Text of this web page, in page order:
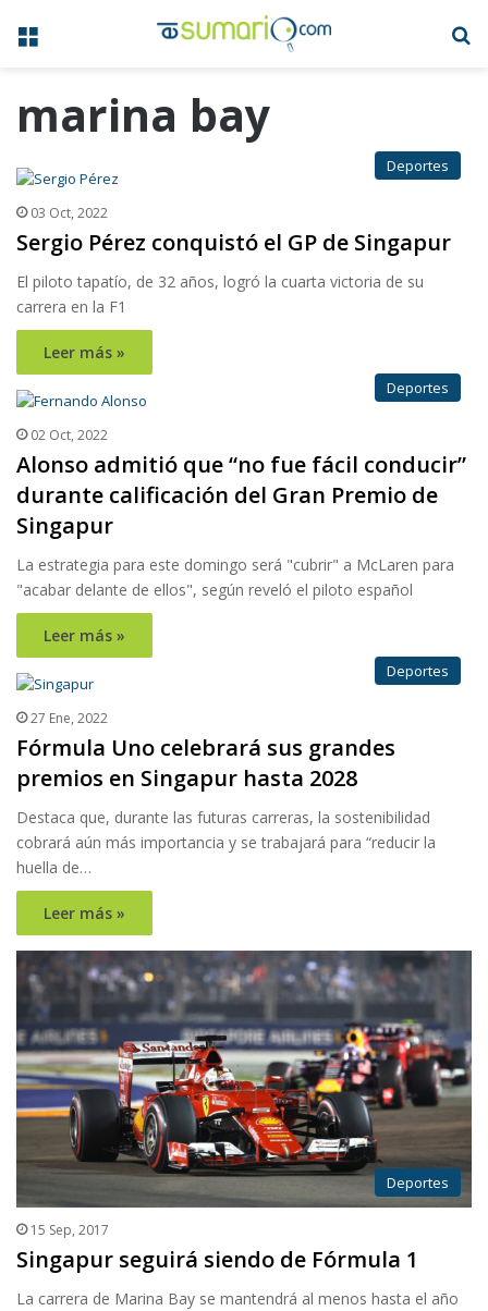
Menú
marina bay
Deportes
03 Oct, 2022
Sergio Pérez conquistó el GP de Singapur
El piloto tapatío, de 32 años, logró la cuarta victoria de su
carrera en la F1
Leer más »
Deportes
02 Oct, 2022
Alonso admitió que “no fue fácil conducir”
durante calificación del Gran Premio de
Singapur
La estrategia para este domingo será "cubrir" a McLaren para
"acabar delante de ellos", según reveló el piloto español
Leer más »
Deportes
27 Ene, 2022
Fórmula Uno celebrará sus grandes
premios en Singapur hasta 2028
Destaca que, durante las futuras carreras, la sostenibilidad
cobrará aún más importancia y se trabajará para “reducir la
huella de…
Leer más »
Deportes
15 Sep, 2017
Singapur seguirá siendo de Fórmula 1
La carrera de Marina Bay se mantendrá al menos hasta el año